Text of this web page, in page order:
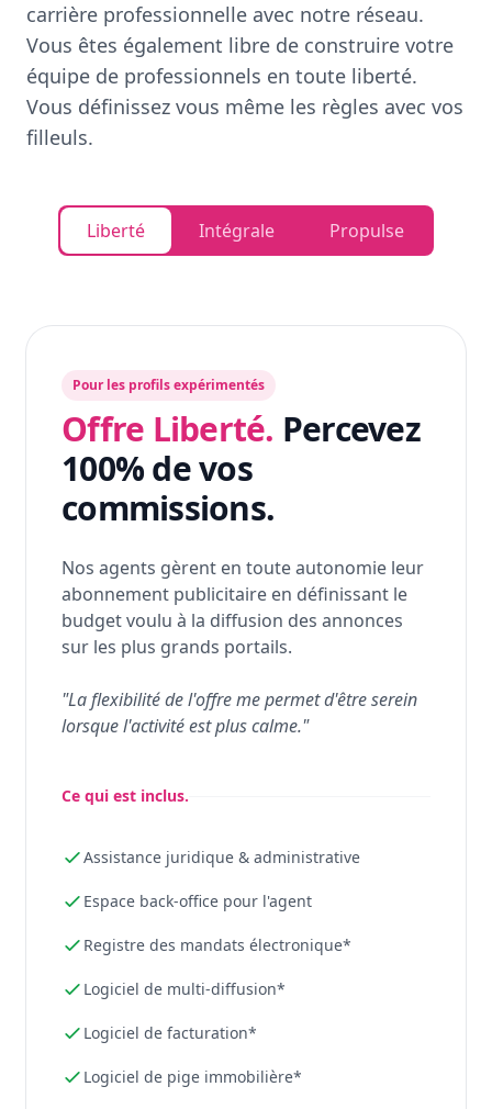
carrière professionnelle avec notre réseau.
Vous êtes également libre de construire votre
équipe de professionnels en toute liberté.
Vous définissez vous même les règles avec vos
filleuls.
Liberté Intégrale Propulse
Pour les profils expérimentés
Offre Liberté. Percevez
100% de vos
commissions.
Nos agents gèrent en toute autonomie leur
abonnement publicitaire en définissant le
budget voulu à la diffusion des annonces
sur les plus grands portails.
"La flexibilité de l'offre me permet d'être serein
lorsque l'activité est plus calme."
Ce qui est inclus.
Assistance juridique & administrative
Espace back-office pour l'agent
Registre des mandats électronique*
Logiciel de multi-diffusion*
Logiciel de facturation*
Logiciel de pige immobilière*